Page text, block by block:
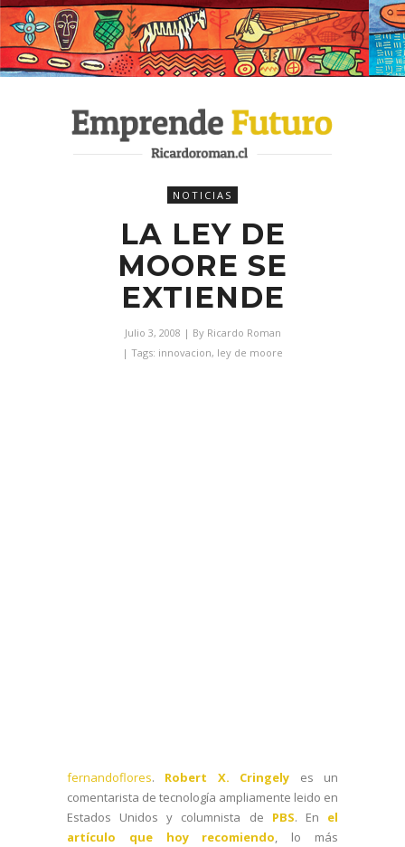
NOTICIAS
LA LEY DE
MOORE SE
EXTIENDE
Julio 3, 2008 | By Ricardo Roman
| Tags: innovacion, ley de moore
fernandoflores. Robert X. Cringely es un
comentarista de tecnología ampliamente leido en
Estados Unidos y columnista de PBS. En el
artículo que hoy recomiendo, lo más